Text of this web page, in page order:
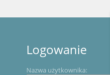
Logowanie
Nazwa użytkownika: